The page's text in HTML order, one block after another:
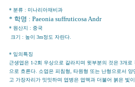
* 분류 : 미나리아재비과
* 학명 : Paeonia suffruticosa Andr
* 원산지 : 중국
크기 : 높이 3m정도 자란다.
* 잎의특징
근생엽은 1-2회 우상으로 갈라지며 윗부분의 것은 3개
으로 흐른다. 소엽은 피침형, 타원형 또는 난형으로서
고 가장자리가 밋밋하며 엽병은 엽맥과 더불어 붉은 빛이